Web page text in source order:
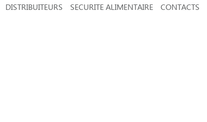
DISTRIBUITEURS SECURITE ALIMENTAIRE CONTACTS